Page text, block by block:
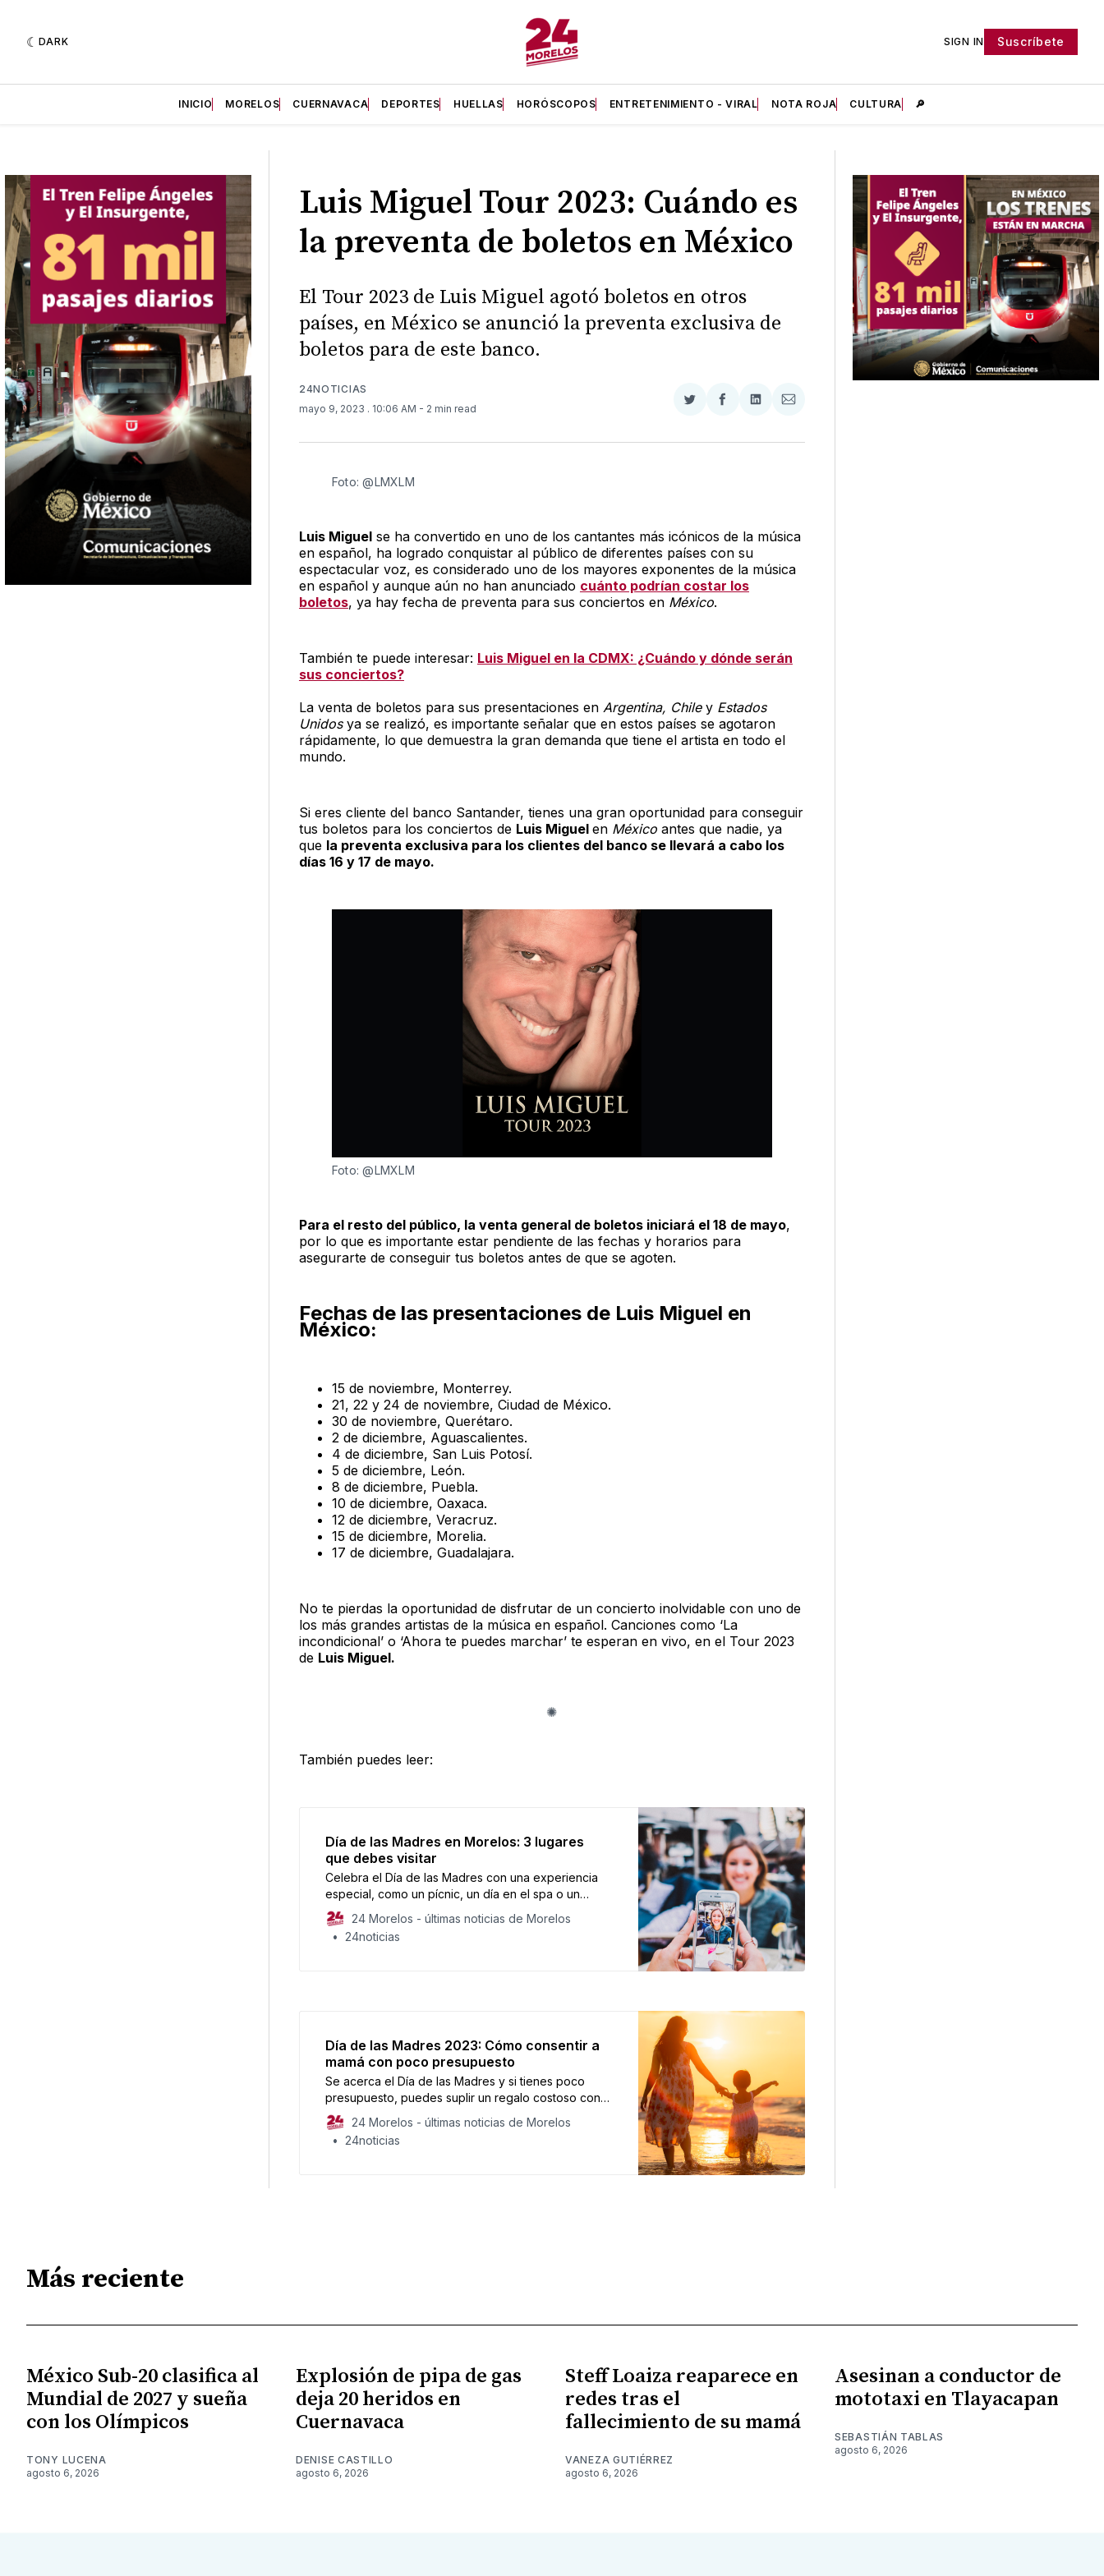
DARK SIGN IN Suscríbete
INICIO MORELOS CUERNAVACA DEPORTES HUELLAS HORÓSCOPOS ENTRETENIMIENTO - VIRAL NOTA ROJA CULTURA 🔎
Luis Miguel Tour 2023: Cuándo es
la preventa de boletos en México
El Tour 2023 de Luis Miguel agotó boletos en otros
países, en México se anunció la preventa exclusiva de
boletos para de este banco.
24NOTICIAS
mayo 9, 2023 . 10:06 AM - 2 min read
Compartir
Twitter
Compartir
Facebook
Compartir
LinkedIn
Compartir
Email
Foto: @LMXLM
Luis Miguelse ha convertido en uno de los cantantes más icónicos de la música
en español, ha logrado conquistar al público de diferentes países con su
espectacular voz, es considerado uno de los mayores exponentes de la música
en español y aunque aún no han anunciado cuánto podrían costar los
boletos, ya hay fecha de preventa para sus conciertos en México.
También te puede interesar: Luis Miguel en la CDMX: ¿Cuándo y dónde serán
sus conciertos?
La venta de boletos para sus presentaciones en Argentina, Chiley Estados
Unidosya se realizó, es importante señalar que en estos países se agotaron
rápidamente, lo que demuestra la gran demanda que tiene el artista en todo el
mundo.
Si eres cliente del banco Santander, tienes una gran oportunidad para conseguir
tus boletos para los conciertos de Luis Miguel en Méxicoantes que nadie, ya
que la preventa exclusiva para los clientes del banco se llevará a cabo los
días 16 y 17 de mayo.
Foto: @LMXLM
Para el resto del público, la venta general de boletos iniciará el 18 de mayo,
por lo que es importante estar pendiente de las fechas y horarios para
asegurarte de conseguir tus boletos antes de que se agoten.
Fechas de las presentaciones de Luis Miguel en
México:
15 de noviembre, Monterrey.
21, 22 y 24 de noviembre, Ciudad de México.
30 de noviembre, Querétaro.
2 de diciembre, Aguascalientes.
4 de diciembre, San Luis Potosí.
5 de diciembre, León.
8 de diciembre, Puebla.
10 de diciembre, Oaxaca.
12 de diciembre, Veracruz.
15 de diciembre, Morelia.
17 de diciembre, Guadalajara.
No te pierdas la oportunidad de disfrutar de un concierto inolvidable con uno de
los más grandes artistas de la música en español. Canciones como ‘La
incondicional’ o ‘Ahora te puedes marchar’ te esperan en vivo, en el Tour 2023
de Luis Miguel.
También puedes leer:
Día de las Madres en Morelos: 3 lugares
que debes visitar
Celebra el Día de las Madres con una experiencia
especial, como un pícnic, un día en el spa o un
delicioso restaurante con terraza en el centro de
Cuernavaca.
24 Morelos - últimas noticias de Morelos
24noticias
Día de las Madres 2023: Cómo consentir a
mamá con poco presupuesto
Se acerca el Día de las Madres y si tienes poco
presupuesto, puedes suplir un regalo costoso con
creatividad y amor.
24 Morelos - últimas noticias de Morelos
24noticias
Más reciente
México Sub-20 clasifica al
Mundial de 2027 y sueña
con los Olímpicos
TONY LUCENA
agosto 6, 2026
Explosión de pipa de gas
deja 20 heridos en
Cuernavaca
DENISE CASTILLO
agosto 6, 2026
Steff Loaiza reaparece en
redes tras el
fallecimiento de su mamá
VANEZA GUTIÉRREZ
agosto 6, 2026
Asesinan a conductor de
mototaxi en Tlayacapan
SEBASTIÁN TABLAS
agosto 6, 2026